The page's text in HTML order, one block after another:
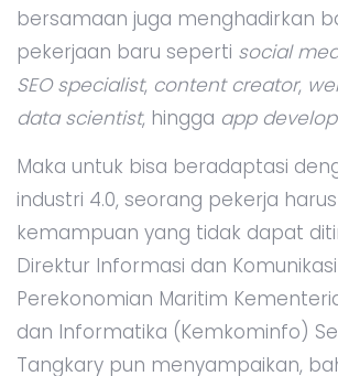
bersamaan juga menghadirkan
pekerjaan baru seperti social
SEO specialist, content creator,
data scientist, hingga app
Maka untuk bisa beradaptasi
industri 4.0, seorang pekerja
kemampuan yang tidak dapat
Direktur Informasi dan Komunikasi
Perekonomian Maritim
dan Informatika (Kemkominfo)
Tangkary pun menyampaikan,